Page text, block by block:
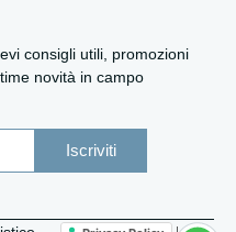
consigli utili, promozioni
novità in campo
Iscriviti